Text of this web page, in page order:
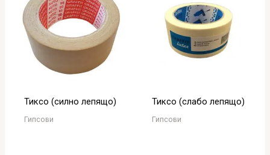
Тиксо (силно лепящо)
Гипсови
Тиксо (слабо лепящо)
Гипсови